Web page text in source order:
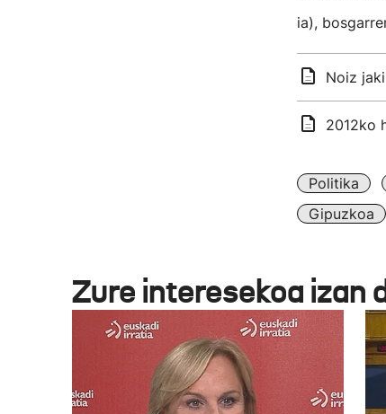
ia),
Noiz
2012ko
Politika
Gipuzkoa
Zure interesekoa izan